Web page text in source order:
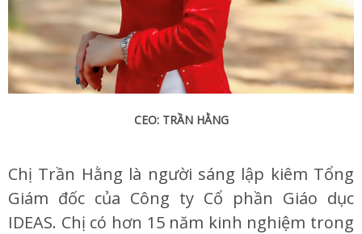
CEO: TRẦN HẰNG
Chị Trần Hằng là người sáng lập kiêm Tổng
Giám đốc của Công ty Cổ phần Giáo dục
IDEAS. Chị có hơn 15 năm kinh nghiệm trong